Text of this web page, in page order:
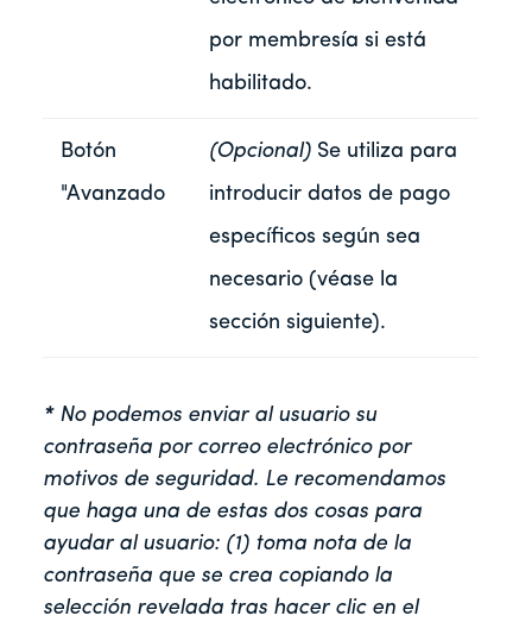
por membresía si está
habilitado.
Botón
"Avanzado
(Opcional) Se utiliza para
introducir datos de pago
específicos según sea
necesario (véase la
sección siguiente).
*No podemos enviar al usuario su
contraseña por correo electrónico por
motivos de seguridad. Le recomendamos
que haga una de estas dos cosas para
ayudar al usuario: (1) toma nota de la
contraseña que se crea copiando la
selección revelada tras hacer clic en el